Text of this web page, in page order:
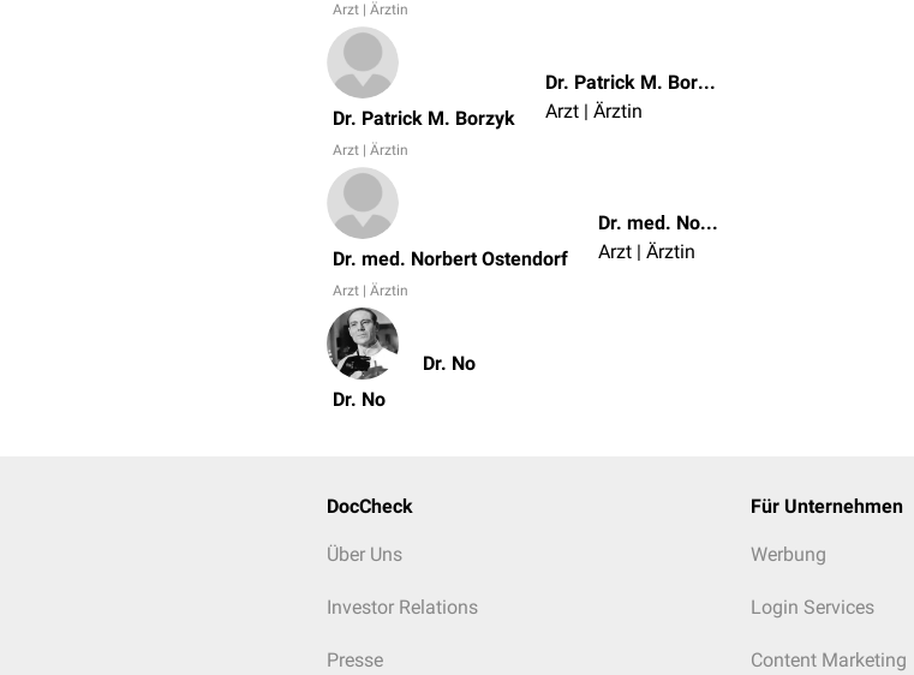
Arzt | Ärztin
Dr. Patrick M. Borzyk
Arzt | Ärztin
Dr. Patrick M. Borzyk
Arzt | Ärztin
Dr. med. Norbert Ostendorf
Arzt | Ärztin
Dr. med. Norbert Ostendorf
Arzt | Ärztin
Dr. No
Dr. No
DocCheck
Über Uns
Investor Relations
Presse
Für Unternehmen
Werbung
Login Services
Content Marketing